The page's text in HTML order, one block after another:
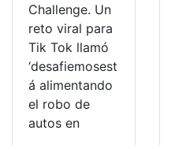
Challenge. Un
reto viral para
Tik Tok llamó
‘desafiemosest
á alimentando
el robo de
autos en